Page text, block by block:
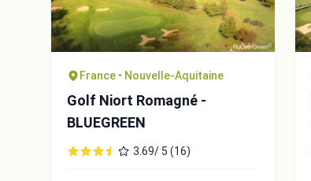
France • Nouvelle-Aquitaine
Golf Niort Romagné -
BLUEGREEN
3.69/ 5 (16)